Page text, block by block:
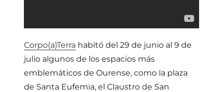
Corpo(a)Terra habitó del 29 de junio al 9 de
julio algunos de los espacios más
emblemáticos de Ourense, como la plaza
de Santa Eufemia, el Claustro de San